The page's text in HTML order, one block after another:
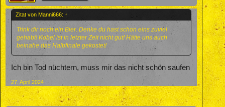
Zitat von Manni666: ↑
Trink dir noch ein Bier. Denke du hast schon eins zuviel
gehabt! Kobel ist in letzter Zeit nicht gut! Hätte uns auch
beinahe das Halbfinale gekostet!
Ich bin Tod nüchtern, muss mir das nicht schön saufen
27. April 2024